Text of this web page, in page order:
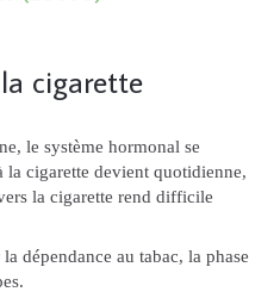
cigarette
le système hormonal se
la cigarette devient quotidienne,
la cigarette rend difficile
dépendance au tabac, la phase